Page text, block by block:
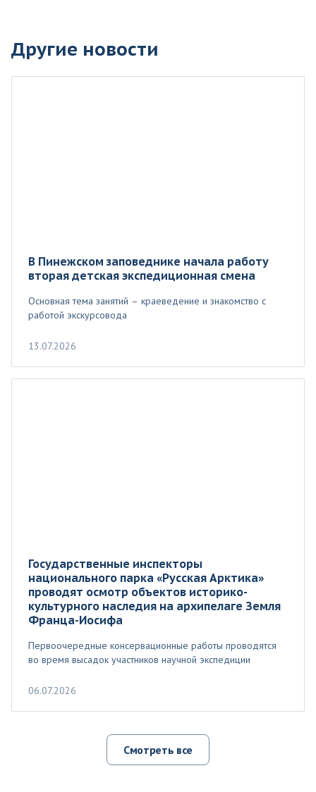
Другие новости
В Пинежском заповеднике начала работу
вторая детская экспедиционная смена
Основная тема занятий – краеведение и знакомство с
работой экскурсовода
13.07.2026
Государственные инспекторы
национального парка «Русская Арктика»
проводят осмотр объектов историко-
культурного наследия на архипелаге Земля
Франца-Иосифа
Первоочередные консервационные работы проводятся
во время высадок участников научной экспедиции
06.07.2026
Смотреть все